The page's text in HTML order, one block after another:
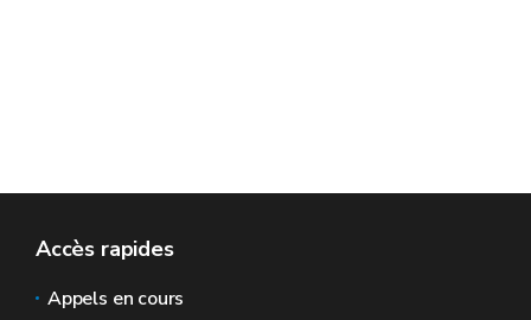
Accès rapides
Appels en cours